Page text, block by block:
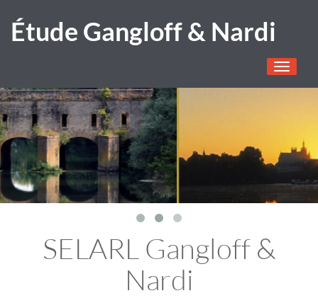
Étude Gangloff & Nardi
Toggle
SELARL Gangloff &
Nardi